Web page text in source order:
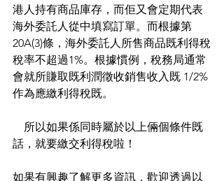
港人持有商品庫存，而佢又會定期代表
海外委託人從中填寫訂單。而根據第
20A(3)條，海外委託人所售商品既利得稅
稅率不超過1%。根據慣例，稅務局通常
會就所賺取既利潤徵收銷售收入既 1/2%
作為應繳利得稅既。
話，就要繳交利得稅啦！
如果有興趣了解更多資訊，歡迎透過以